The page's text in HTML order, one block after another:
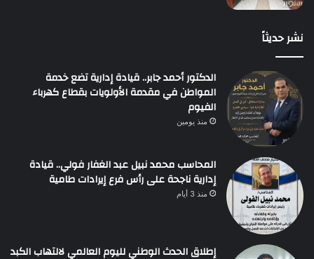
نشر حديثاً
الدكتور أحمد جابر.. قيادة إدارية تضع خدمة
المواطن في مقدمة الأولويات بقطاع كهرباء
الفيوم
منذ يومين
المحاسب محمد نبيل عبد الغفار فولي.. قيادة
إدارية ناجحة على رأس فرع إيرادات طامية
منذ 3 أيام
إطلاق الحدث الوطني لليوم العالمي لالتهاب الكبد